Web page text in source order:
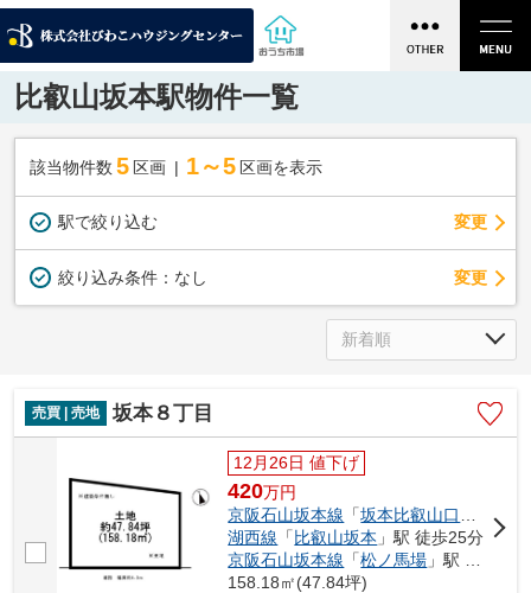
比叡山坂本駅物件一覧
該当物件数 5 区画 1～5 区画を表示
駅で絞り込む 変更
絞り込み条件： なし 変更
売買 | 売地 坂本８丁目
12月26日 値下げ
420万円
京阪石山坂本線 「坂本比叡山口
」駅 徒
湖西線 「 比叡山坂本 」駅 徒歩25分
京阪石山坂本線 「松ノ馬場 」駅 徒歩28分
158.18㎡(47.84坪)